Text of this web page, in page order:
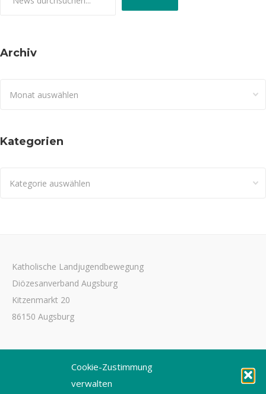
Cookie-Zustimmung
verwalten
Archiv
Kategorien
Katholische Landjugendbewegung
Diözesanverband Augsburg
Kitzenmarkt 20
86150 Augsburg
Fax 0821 3166-3459
E-Mail: dioezesanstelle@kljb-augsburg.de